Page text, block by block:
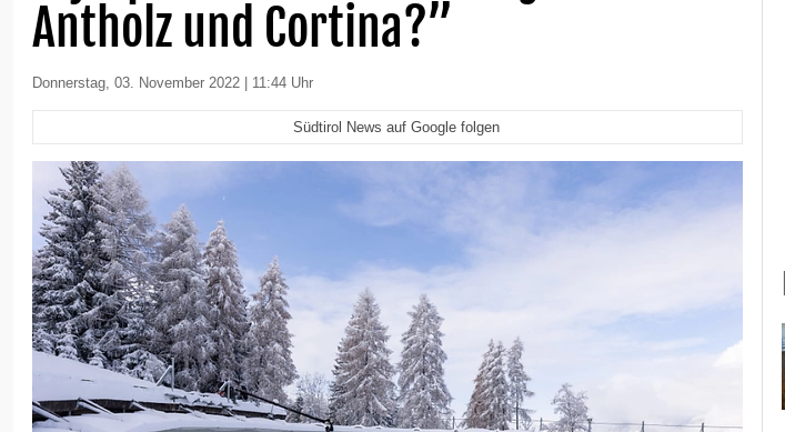
Antholz und Cortina?”
Donnerstag, 03. November 2022 | 11:44 Uhr
Südtirol News auf Google folgen